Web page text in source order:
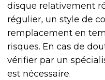
disque relativement
régulier, un style de
remplacement en
risques. En cas de
vérifier par un
est nécessaire.